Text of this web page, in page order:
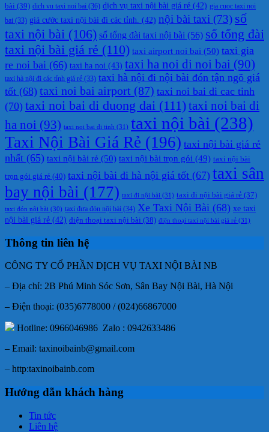
bài (39) dich vu taxi noi bai (36) dịch vụ taxi nội bài giá rẻ (42) gia cuoc taxi noi
bai (33) giá cước taxi nội bài đi các tỉnh. (42) nội bài taxi (73) số
taxi nội bài (106) số tổng đài taxi nội bài (56) số tổng đài
taxi nội bài giá rẻ (110) taxi airport noi bai (50) taxi gia
re noi bai (66) taxi ha noi (43) taxi ha noi di noi bai (90)
taxi hà nội đi các tỉnh giá rẻ (33) taxi hà nội đi nội bài đón tận ngõ giá
tốt (68) taxi noi bai airport (87) taxi noi bai di cac tinh
(70) taxi noi bai di duong dai (111)taxi noi bai di
ha noi (93) taxi noi bai di tinh (31) taxi nội bài (238)
Taxi Nội Bài Giá Rẻ (196) taxi nội bài giá rẻ
nhất (65) taxi nội bài rẻ (50) taxi nội bài trọn gói (49) taxi nội bài
trọn gói giá rẻ (40) taxi nội bài đi hà nội giá tốt (67) taxi sân
bay nội bài (177) taxi đi nội bài (31) taxi đi nội bài giá rẻ (37)
taxi đón nội bài (30) taxi đưa đón nội bài (34) Xe Taxi Nội Bài (68) xe taxi
nội bài giá rẻ (42) điện thoại taxi nội bài (38) điện thoại taxi nội bài giá rẻ (31)
Thông tin liên hệ
CÔNG TY CỔ PHẦN DỊCH VỤ TAXI NỘI BÀI NB
– Địa chỉ: 2B Phú Minh Sóc Sơn, Sân Bay Nội Bài, Hà Nội
– Điện thoại: (035)6778000 / (024)66867000
Hotline: 0966046986 Zalo : 0942633486
– Email: taxinoibainb@gmail.com
– http:taxinoibainb.com
Hướng dẫn khách hàng
Tin tức
Liên hệ